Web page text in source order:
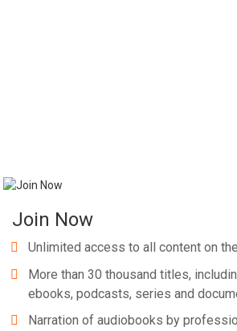
Join Now
Unlimited access to all content on
More than 30 thousand titles,
ebooks, podcasts, series and
Narration of audiobooks by